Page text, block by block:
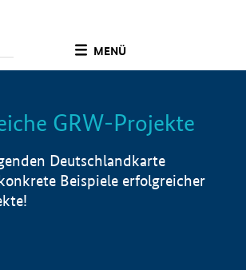
MENÜ
Info
GRW-Projekte
Deutschlandkarte
Beispiele erfolgreicher